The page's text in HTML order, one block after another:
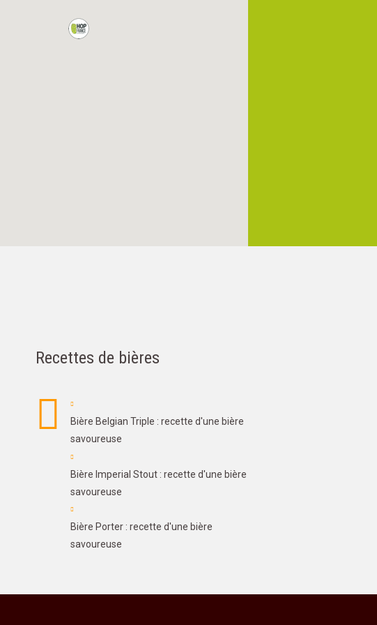
Recettes de bières
Bière Belgian Triple : recette d'une bière
savoureuse
Bière Imperial Stout : recette d'une bière
savoureuse
Bière Porter : recette d'une bière
savoureuse